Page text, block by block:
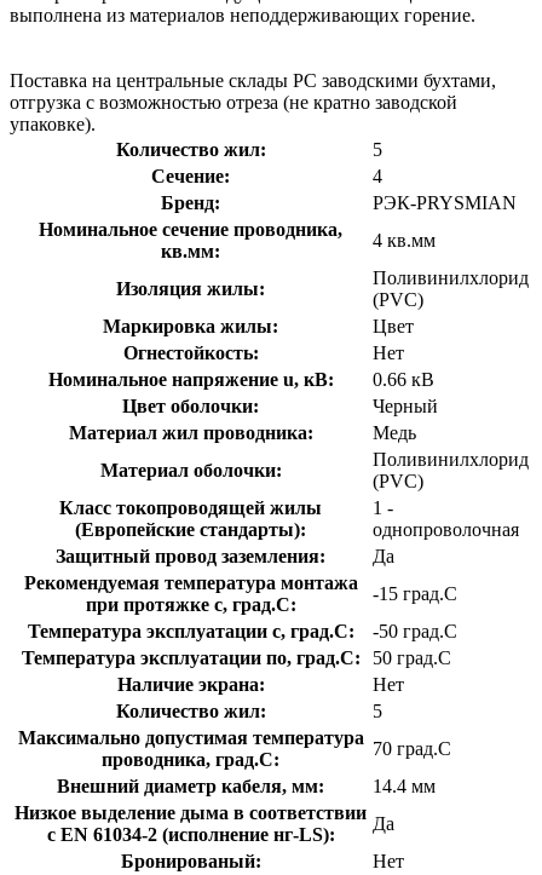
выполнена из материалов неподдерживающих горение.
Поставка на центральные склады РС заводскими бухтами,
отгрузка с возможностью отреза (не кратно заводской
упаковке).
Количество жил:
5
Сечение:
4
Бренд:
РЭК-PRYSMIAN
Номинальное сечение проводника,
кв.мм:
4 кв.мм
Изоляция жилы:
Поливинилхлорид
(PVC)
Маркировка жилы:
Цвет
Огнестойкость:
Нет
Номинальное напряжение u, кВ:
0.66 кВ
Цвет оболочки:
Черный
Материал жил проводника:
Медь
Материал оболочки:
Поливинилхлорид
(PVC)
Класс токопроводящей жилы
(Европейские стандарты):
1 -
однопроволочная
Защитный провод заземления:
Да
Рекомендуемая температура монтажа
при протяжке с, град.C:
-15 град.C
Температура эксплуатации с, град.C:
-50 град.C
Температура эксплуатации по, град.C:
50 град.C
Наличие экрана:
Нет
Количество жил:
5
Максимально допустимая температура
проводника, град.C:
70 град.C
Внешний диаметр кабеля, мм:
14.4 мм
Низкое выделение дыма в соответствии
с EN 61034-2 (исполнение нг-LS):
Да
Бронированый:
Нет